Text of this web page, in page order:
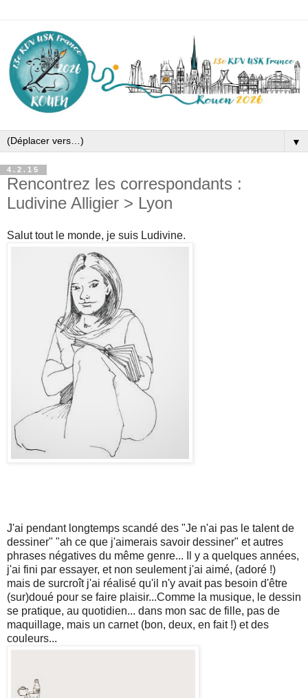
▼
4.2.15
Rencontrez les correspondants :
Ludivine Alligier > Lyon
Salut tout le monde, je suis Ludivine.
J'ai pendant longtemps scandé des "Je n'ai pas le talent de
dessiner" "ah ce que j'aimerais savoir dessiner" et autres
phrases négatives du même genre... Il y a quelques années,
j'ai fini par essayer, et non seulement j'ai aimé, (adoré !)
mais de surcroît j'ai réalisé qu'il n'y avait pas besoin d'être
(sur)doué pour se faire plaisir...Comme la musique, le dessin
se pratique, au quotidien... dans mon sac de fille, pas de
maquillage, mais un carnet (bon, deux, en fait !) et des
couleurs...